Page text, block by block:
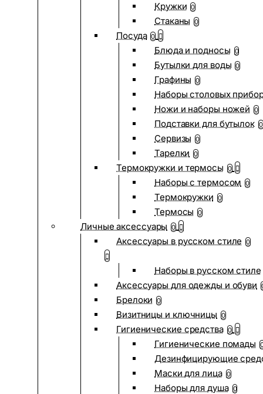
Кружки 0
Стаканы 0
Посуда 0
Блюда и подносы 0
Бутылки для воды 0
Графины 0
Наборы столовых
Ножи и наборы ножей 0
Подставки для бутылок 0
Сервизы 0
Тарелки 0
Термокружки и термосы 0
Наборы с термосом 0
Термокружки 0
Термосы 0
Личные аксессуары 0
Аксессуары в русском стиле 0
Наборы в русском стиле
Аксессуары для одежды и обуви
Брелоки 0
Визитницы и ключницы 0
Гигиенические средства 0
Гигиенические помады
Дезинфицирующие
Маски для лица 0
Наборы для душа 0